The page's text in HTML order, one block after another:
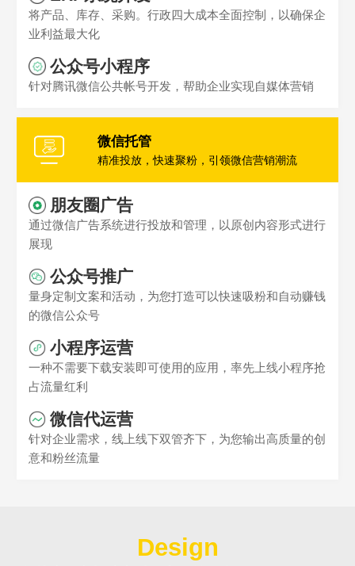
将产品、库存、采购。行政四大成本全面控制，以确保企
业利益最大化
公众号小程序
针对腾讯微信公共帐号开发，帮助企业实现自媒体营销
微信托管
精准投放，快速聚粉，引领微信营销潮流
朋友圈广告
通过微信广告系统进行投放和管理，以原创内容形式进行
展现
公众号推广
量身定制文案和活动，为您打造可以快速吸粉和自动赚钱
的微信公众号
小程序运营
一种不需要下载安装即可使用的应用，率先上线小程序抢
占流量红利
微信代运营
针对企业需求，线上线下双管齐下，为您输出高质量的创
意和粉丝流量
Design
Are you ready?
不怕就请留下您的需求及联系方式，我们会第一时间送上问候的。